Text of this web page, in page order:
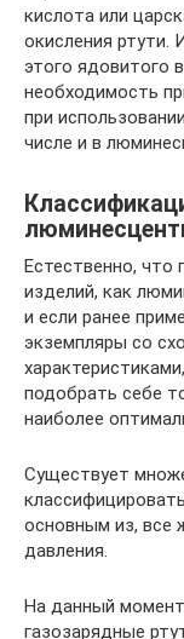
кислота или
окисления ртути.
этого ядовитого
необходимость
при
числе и в
Естественно, что
изделий, как
и если ранее
экземпляры со
подобрать себе
наиболее
Существует
основным из, все
давления.
На данный
газозарядные